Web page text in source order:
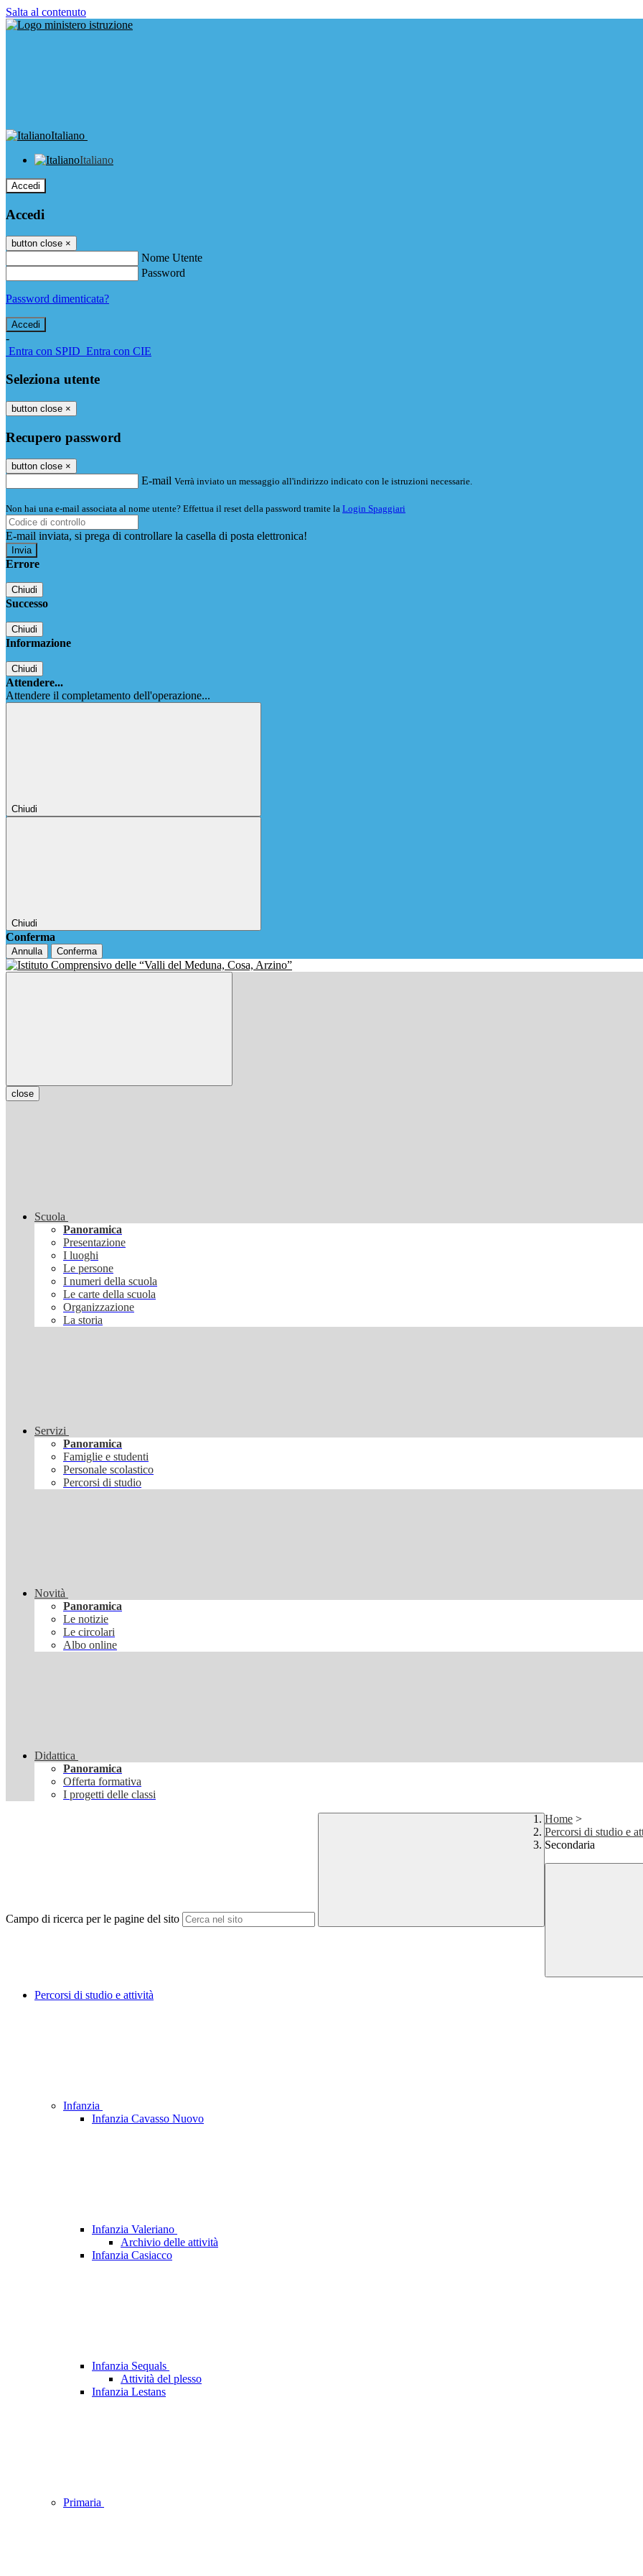
Salta al contenuto
Italiano
Italiano
Accedi
Accedi
button close ×
Nome Utente
Password
Password dimenticata?
-
Entra con SPID Entra con CIE
Seleziona utente
button close ×
Recupero password
button close ×
E-mail Verrà inviato un messaggio all'indirizzo indicato con le istruzioni necessarie.
Non hai una e-mail associata al nome utente? Effettua il reset della password tramite la Login Spaggiari
E-mail inviata, si prega di controllare la casella di posta elettronica!
Errore
Chiudi
Successo
Chiudi
Informazione
Chiudi
Attendere...
Attendere il completamento dell'operazione...
Chiudi
Chiudi
Conferma
Annulla Conferma
close
Scuola
Panoramica
Presentazione
I luoghi
Le persone
I numeri della scuola
Le carte della scuola
Organizzazione
La storia
Servizi
Panoramica
Famiglie e studenti
Personale scolastico
Percorsi di studio
Novità
Panoramica
Le notizie
Le circolari
Albo online
Didattica
Panoramica
Offerta formativa
I progetti delle classi
Campo di ricerca per le pagine del sito
Home >
Percorsi di studio e
Secondaria
Percorsi di studio e attività
Infanzia
Infanzia Cavasso Nuovo
Infanzia Valeriano
Archivio delle attività
Infanzia Casiacco
Infanzia Sequals
Attività del plesso
Infanzia Lestans
Primaria